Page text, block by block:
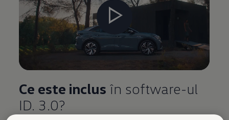
Ce este inclus în software-ul
ID. 3.0?